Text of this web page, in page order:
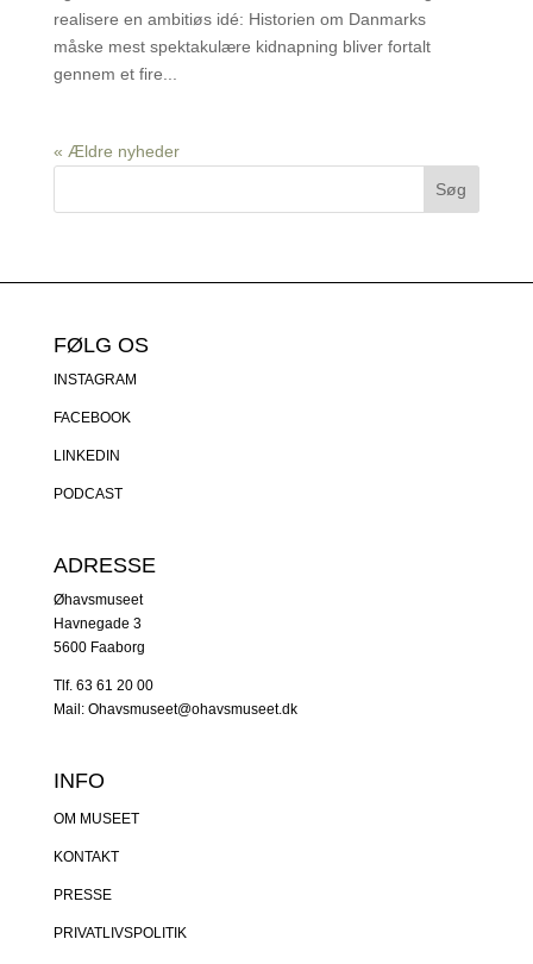
realisere en ambitiøs idé: Historien om Danmarks
måske mest spektakulære kidnapning bliver fortalt
gennem et fire...
« Ældre nyheder
FØLG OS
INSTAGRAM
FACEBOOK
LINKEDIN
PODCAST
ADRESSE
Øhavsmuseet
Havnegade 3
5600 Faaborg
Tlf. 63 61 20 00
Mail: Ohavsmuseet@ohavsmuseet.dk
INFO
OM MUSEET
KONTAKT
PRESSE
PRIVATLIVSPOLITIK